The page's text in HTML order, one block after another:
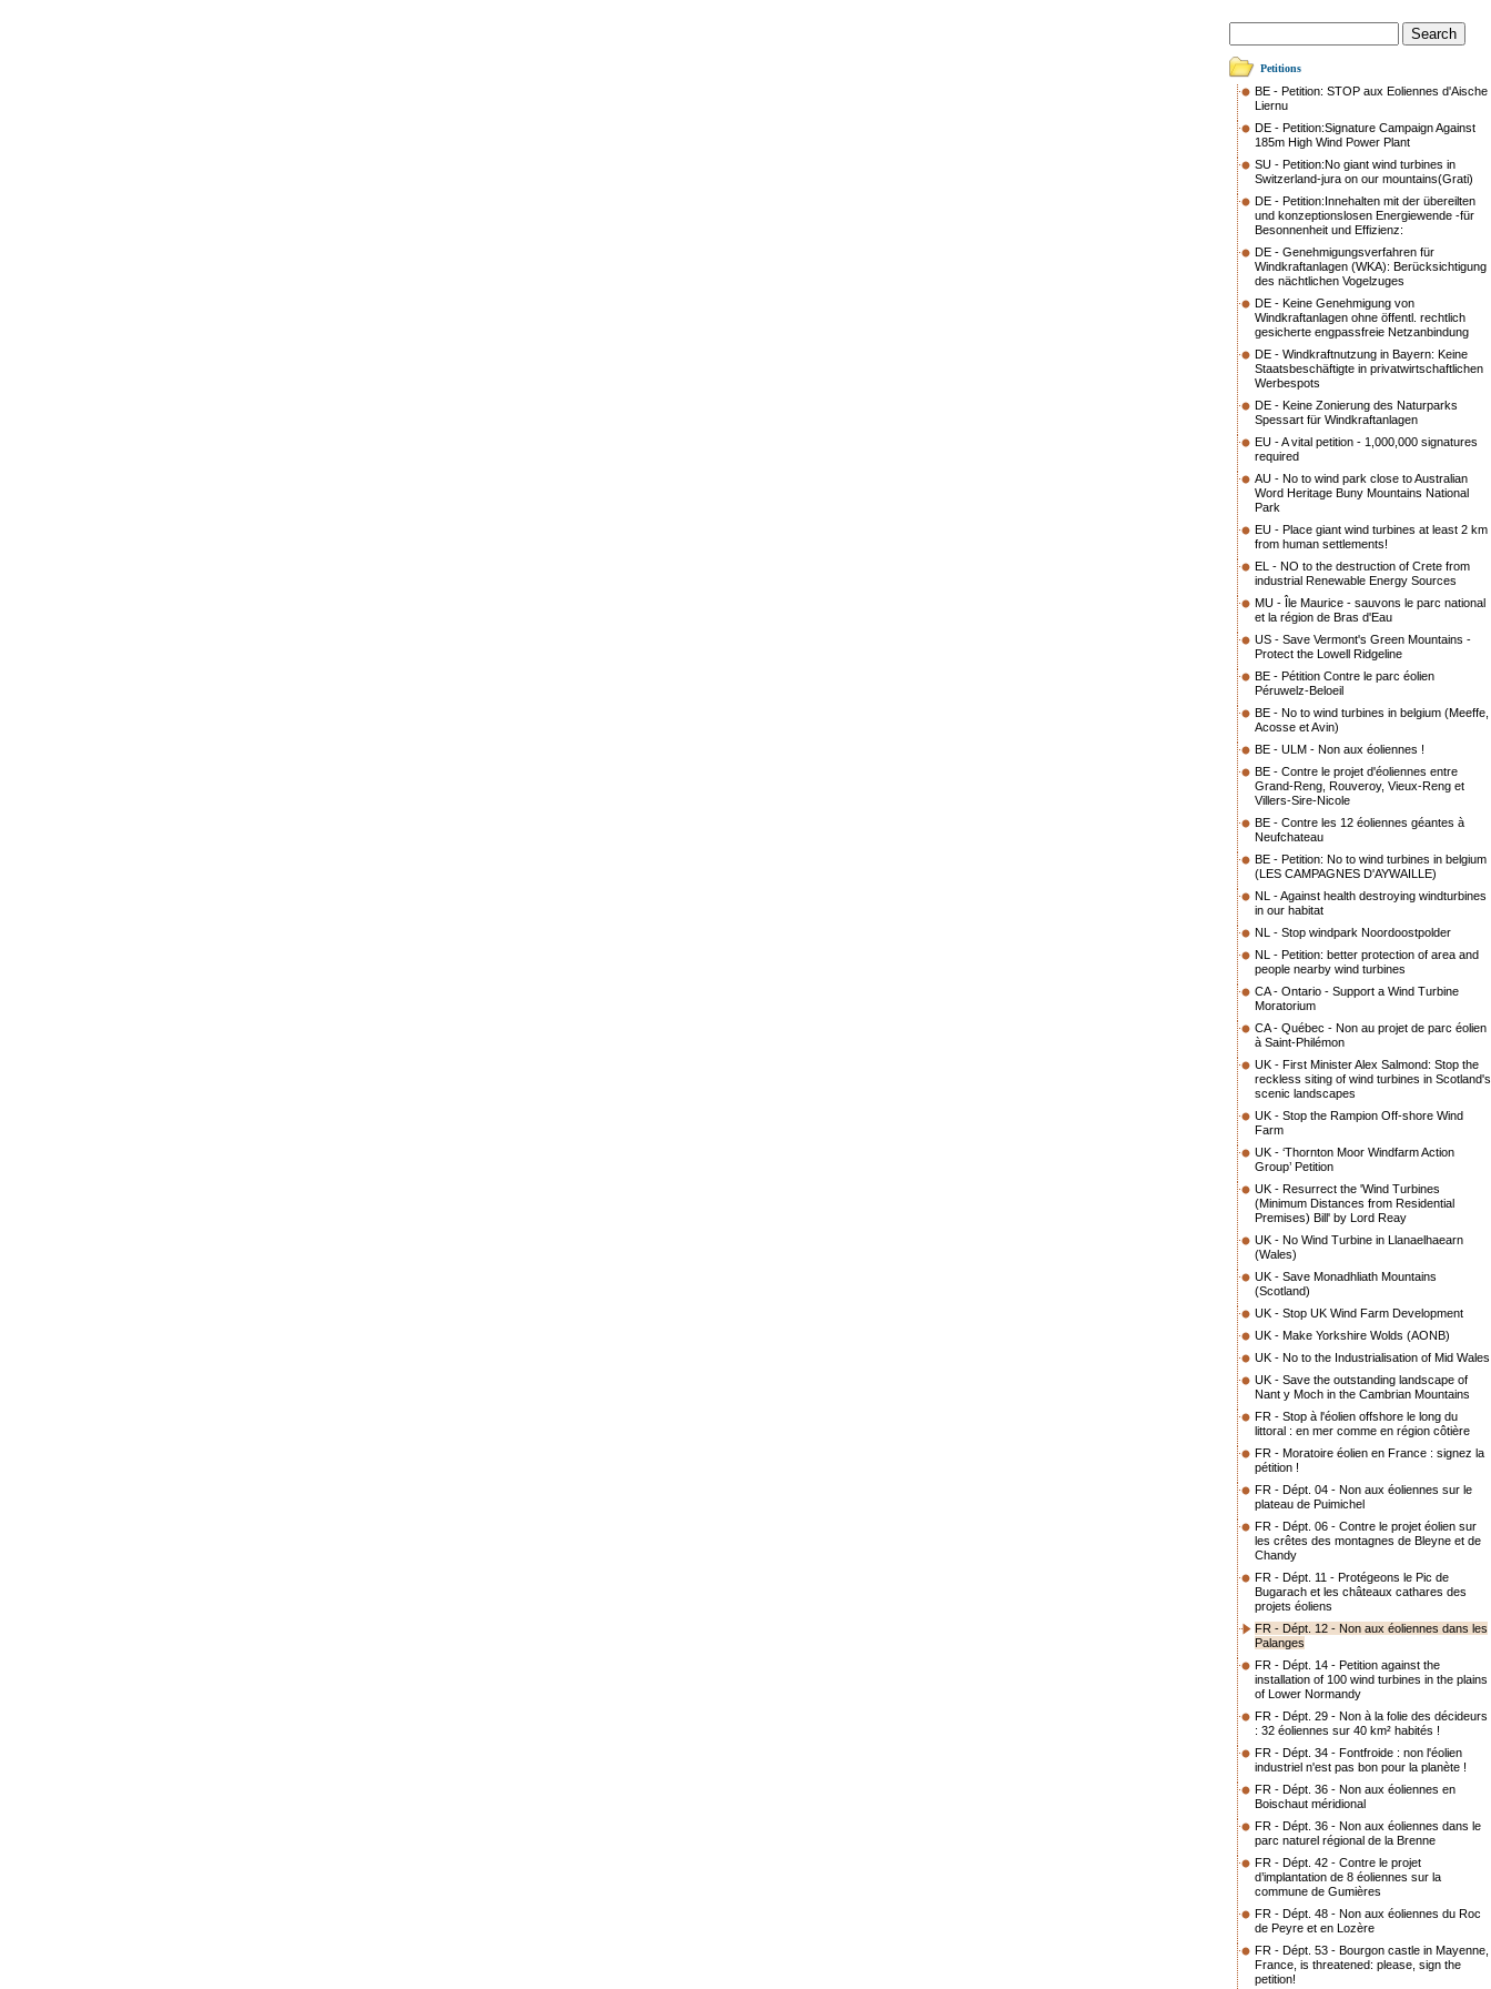
Petitions
BE - Petition: STOP aux Eoliennes d'Aische
Liernu
DE - Petition:Signature Campaign Against
185m High Wind Power Plant
SU - Petition:No giant wind turbines in
Switzerland-jura on our mountains(Grati)
DE - Petition:Innehalten mit der übereilten
und konzeptionslosen Energiewende -für
Besonnenheit und Effizienz:
DE - Genehmigungsverfahren für
Windkraftanlagen (WKA): Berücksichtigung
des nächtlichen Vogelzuges
DE - Keine Genehmigung von
Windkraftanlagen ohne öffentl. rechtlich
gesicherte engpassfreie Netzanbindung
DE - Windkraftnutzung in Bayern: Keine
Staatsbeschäftigte in privatwirtschaftlichen
Werbespots
DE - Keine Zonierung des Naturparks
Spessart für Windkraftanlagen
EU - A vital petition - 1,000,000 signatures
required
AU - No to wind park close to Australian
Word Heritage Buny Mountains National
Park
EU - Place giant wind turbines at least 2 km
from human settlements!
EL - NO to the destruction of Crete from
industrial Renewable Energy Sources
MU - Île Maurice - sauvons le parc national
et la région de Bras d'Eau
US - Save Vermont's Green Mountains -
Protect the Lowell Ridgeline
BE - Pétition Contre le parc éolien
Péruwelz-Beloeil
BE - No to wind turbines in belgium (Meeffe,
Acosse et Avin)
BE - ULM - Non aux éoliennes !
BE - Contre le projet d'éoliennes entre
Grand-Reng, Rouveroy, Vieux-Reng et
Villers-Sire-Nicole
BE - Contre les 12 éoliennes géantes à
Neufchateau
BE - Petition: No to wind turbines in belgium
(LES CAMPAGNES D'AYWAILLE)
NL - Against health destroying windturbines
in our habitat
NL - Stop windpark Noordoostpolder
NL - Petition: better protection of area and
people nearby wind turbines
CA - Ontario - Support a Wind Turbine
Moratorium
CA - Québec - Non au projet de parc éolien
à Saint-Philémon
UK - First Minister Alex Salmond: Stop the
reckless siting of wind turbines in Scotland's
scenic landscapes
UK - Stop the Rampion Off-shore Wind
Farm
UK - ‘Thornton Moor Windfarm Action
Group’ Petition
UK - Resurrect the 'Wind Turbines
(Minimum Distances from Residential
Premises) Bill' by Lord Reay
UK - No Wind Turbine in Llanaelhaearn
(Wales)
UK - Save Monadhliath Mountains
(Scotland)
UK - Stop UK Wind Farm Development
UK - Make Yorkshire Wolds (AONB)
UK - No to the Industrialisation of Mid Wales
UK - Save the outstanding landscape of
Nant y Moch in the Cambrian Mountains
FR - Stop à l'éolien offshore le long du
littoral : en mer comme en région côtière
FR - Moratoire éolien en France : signez la
pétition !
FR - Dépt. 04 - Non aux éoliennes sur le
plateau de Puimichel
FR - Dépt. 06 - Contre le projet éolien sur
les crêtes des montagnes de Bleyne et de
Chandy
FR - Dépt. 11 - Protégeons le Pic de
Bugarach et les châteaux cathares des
projets éoliens
FR - Dépt. 12 - Non aux éoliennes dans les
Palanges
FR - Dépt. 14 - Petition against the
installation of 100 wind turbines in the plains
of Lower Normandy
FR - Dépt. 29 - Non à la folie des décideurs
: 32 éoliennes sur 40 km² habités !
FR - Dépt. 34 - Fontfroide : non l'éolien
industriel n'est pas bon pour la planète !
FR - Dépt. 36 - Non aux éoliennes en
Boischaut méridional
FR - Dépt. 36 - Non aux éoliennes dans le
parc naturel régional de la Brenne
FR - Dépt. 42 - Contre le projet
d’implantation de 8 éoliennes sur la
commune de Gumières
FR - Dépt. 48 - Non aux éoliennes du Roc
de Peyre et en Lozère
FR - Dépt. 53 - Bourgon castle in Mayenne,
France, is threatened: please, sign the
petition!